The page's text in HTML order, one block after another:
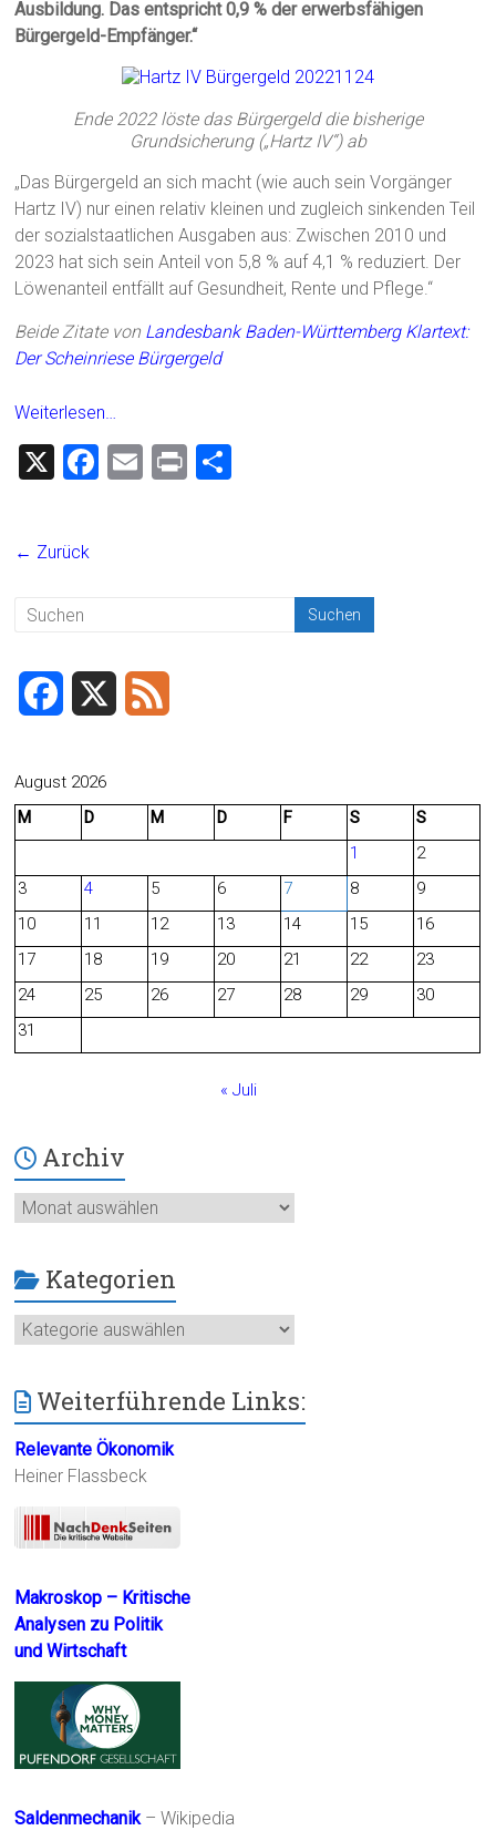
Ausbildung. Das entspricht 0,9 % der erwerbsfähigen
Bürgergeld-Empfänger.“
Ende 2022 löste das Bürgergeld die bisherige
Grundsicherung („Hartz IV“) ab
„Das Bürgergeld an sich macht (wie auch sein Vorgänger
Hartz IV) nur einen relativ kleinen und zugleich sinkenden Teil
der sozialstaatlichen Ausgaben aus: Zwischen 2010 und
2023 hat sich sein Anteil von 5,8 % auf 4,1 % reduziert. Der
Löwenanteil entfällt auf Gesundheit, Rente und Pflege.“
Beide Zitate von Landesbank Baden-Württemberg Klartext:
Der Scheinriese Bürgergeld
Weiterlesen…
X
F
E
Pr
← Zurück
c
b
o
August 2026
M
D M D F S
S
1
2
3
4 5 6 7 8
9
10
11 12 13 14 15
16
17
18 19 20 21 22
23
24
25 26 27 28 29
30
31
« Juli
Archiv
Archiv
Kategorien
Kategorien
Weiterführende Links:
Relevante Ökonomik
Heiner Flassbeck
Makroskop – Kritische
Analysen zu Politik
und Wirtschaft
Saldenmechanik– Wikipedia